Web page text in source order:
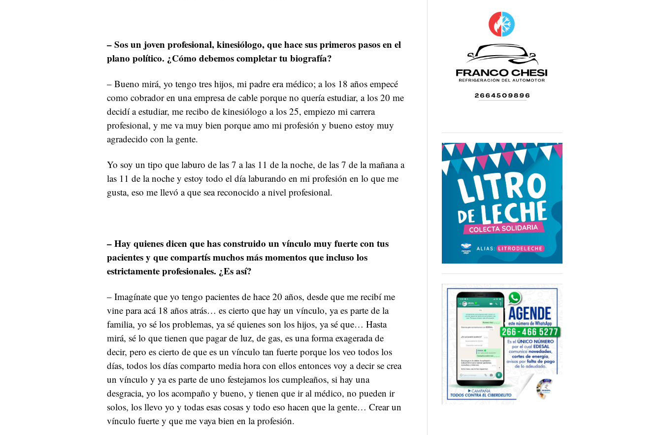
– Sos un joven profesional, kinesiólogo, que hace sus primeros pasos en el
plano político. ¿Cómo debemos completar tu biografía?
– Bueno mirá, yo tengo tres hijos, mi padre era médico; a los 18 años empecé
como cobrador en una empresa de cable porque no quería estudiar, a los 20 me
decidí a estudiar, me recibo de kinesiólogo a los 25, empiezo mi carrera
profesional, y me va muy bien porque amo mi profesión y bueno estoy muy
agradecido con la gente.
Yo soy un tipo que laburo de las 7 a las 11 de la noche, de las 7 de la mañana a
las 11 de la noche y estoy todo el día laburando en mi profesión en lo que me
gusta, eso me llevó a que sea reconocido a nivel profesional.
– Hay quienes dicen que has construido un vínculo muy fuerte con tus
pacientes y que compartís muchos más momentos que incluso los
estrictamente profesionales. ¿Es así?
– Imagínate que yo tengo pacientes de hace 20 años, desde que me recibí me
vine para acá 18 años atrás… es cierto que hay un vínculo, ya es parte de la
familia, yo sé los problemas, ya sé quienes son los hijos, ya sé que… Hasta
mirá, sé lo que tienen que pagar de luz, de gas, es una forma exagerada de
decir, pero es cierto de que es un vínculo tan fuerte porque los veo todos los
días, todos los días comparto media hora con ellos entonces voy a decir se crea
un vínculo y ya es parte de uno festejamos los cumpleaños, si hay una
desgracia, yo los acompaño y bueno, y tienen que ir al médico, no pueden ir
solos, los llevo yo y todas esas cosas y todo eso hacen que la gente… Crear un
vínculo fuerte y que me vaya bien en la profesión.